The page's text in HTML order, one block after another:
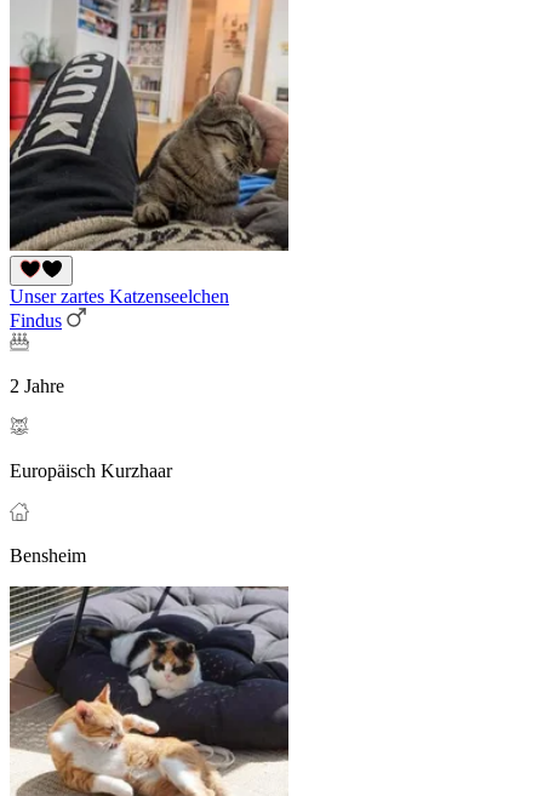
Unser zartes Katzenseelchen
Findus
2 Jahre
Europäisch Kurzhaar
Bensheim